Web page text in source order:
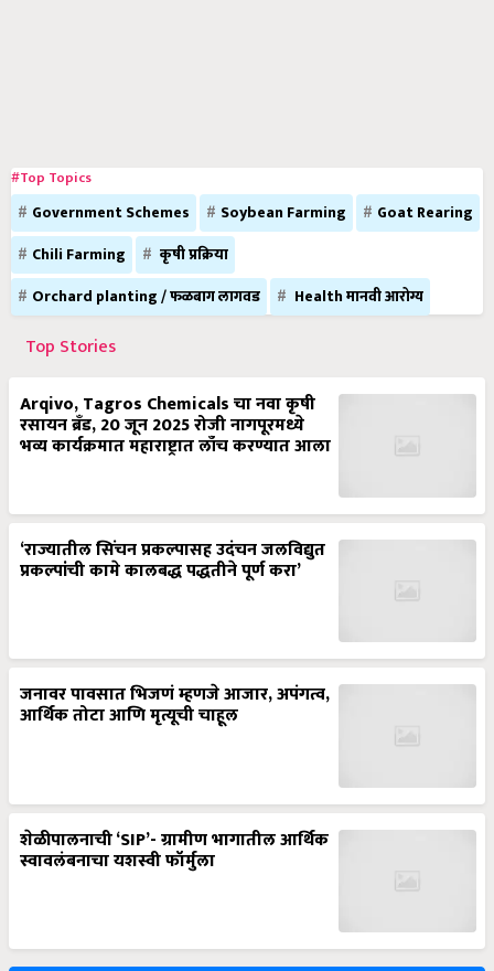
#Top Topics
Government Schemes Soybean Farming
Goat Rearing
Chili Farming
कृषी प्रक्रिया
Orchard planting / फळबाग लागवड
Health मानवी आरोग्य
Top Stories
Arqivo, Tagros Chemicals चा नवा कृषी
रसायन ब्रँड, 20 जून 2025 रोजी नागपूरमध्ये
भव्य कार्यक्रमात महाराष्ट्रात लाँच करण्यात आला
‘राज्यातील सिंचन प्रकल्पासह उदंचन जलविद्युत
प्रकल्पांची कामे कालबद्ध पद्धतीने पूर्ण करा’
जनावर पावसात भिजणं म्हणजे आजार, अपंगत्व,
आर्थिक तोटा आणि मृत्यूची चाहूल
शेळीपालनाची ‘SIP’- ग्रामीण भागातील आर्थिक
स्वावलंबनाचा यशस्वी फॉर्मुला